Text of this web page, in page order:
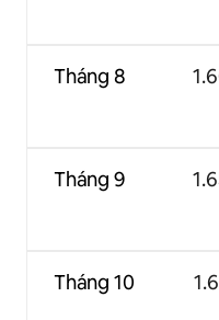
Tháng 8
Tháng 9
Tháng 10